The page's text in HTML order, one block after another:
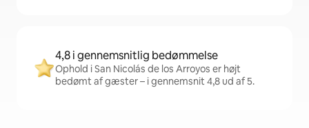
4,8 i gennemsnitlig bedømmelse
Ophold i San Nicolás de los Arroyos er højt
bedømt af gæster – i gennemsnit 4,8 ud af 5.